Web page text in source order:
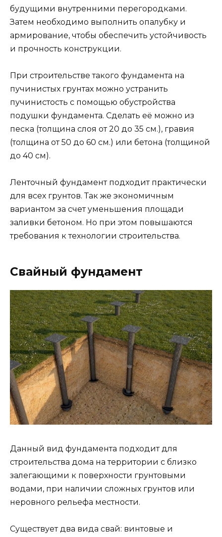
будущими внутренними перегородками.
Затем необходимо выполнить опалубку и
армирование, чтобы обеспечить устойчивость
и прочность конструкции.
При строительстве такого фундамента на
пучинистых грунтах можно устранить
пучинистость с помощью обустройства
подушки фундамента. Сделать её можно из
песка (толщина слоя от 20 до 35 см.), гравия
(толщина от 50 до 60 см.) или бетона (толщиной
до 40 см).
Ленточный фундамент подходит практически
для всех грунтов. Так же экономичным
вариантом за счет уменьшения площади
заливки бетоном. Но при этом повышаются
требования к технологии строительства.
Свайный фундамент
Данный вид фундамента подходит для
строительства дома на территории с близко
залегающими к поверхности грунтовыми
водами, при наличии сложных грунтов или
неровного рельефа местности.
Существует два вида свай: винтовые и